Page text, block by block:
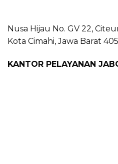
Nusa Hijau No. GV 22,
Kota Cimahi, Jawa Barat
KANTOR PELAYANAN